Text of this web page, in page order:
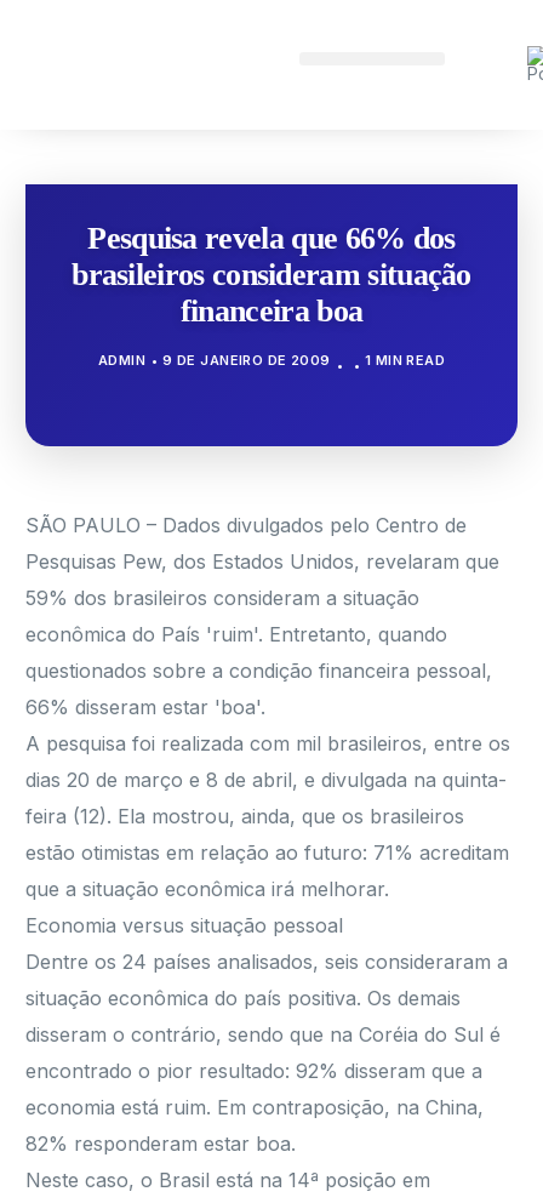
Pesquisa revela que 66% dos
brasileiros consideram situação
financeira boa
ADMIN 9 DE JANEIRO DE 2009 1 MIN READ
SÃO PAULO – Dados divulgados pelo Centro de
Pesquisas Pew, dos Estados Unidos, revelaram que
59% dos brasileiros consideram a situação
econômica do País 'ruim'. Entretanto, quando
questionados sobre a condição financeira pessoal,
66% disseram estar 'boa'.
A pesquisa foi realizada com mil brasileiros, entre os
dias 20 de março e 8 de abril, e divulgada na quinta-
feira (12). Ela mostrou, ainda, que os brasileiros
estão otimistas em relação ao futuro: 71% acreditam
que a situação econômica irá melhorar.
Economia versus situação pessoal
Dentre os 24 países analisados, seis consideraram a
situação econômica do país positiva. Os demais
disseram o contrário, sendo que na Coréia do Sul é
encontrado o pior resultado: 92% disseram que a
economia está ruim. Em contraposição, na China,
82% responderam estar boa.
Neste caso, o Brasil está na 14ª posição em